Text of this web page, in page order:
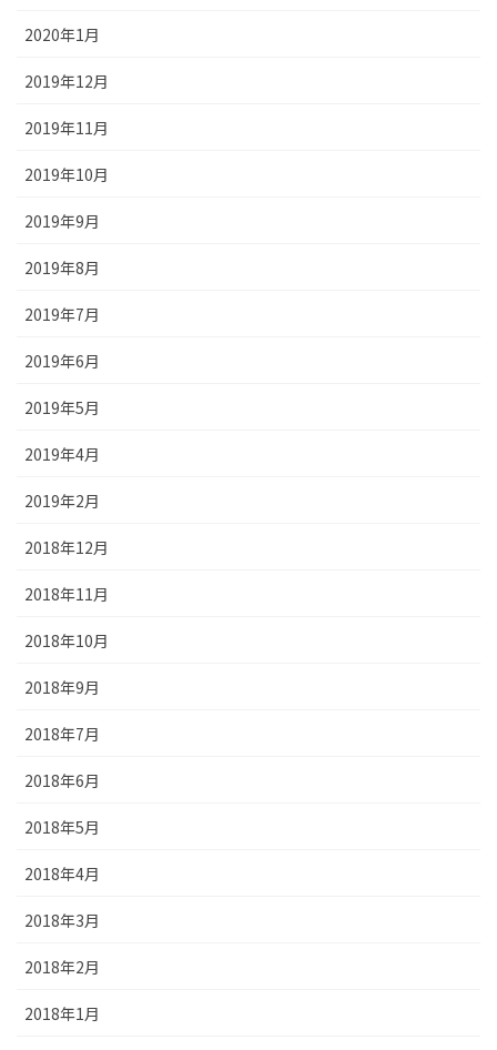
2020年1月
2019年12月
2019年11月
2019年10月
2019年9月
2019年8月
2019年7月
2019年6月
2019年5月
2019年4月
2019年2月
2018年12月
2018年11月
2018年10月
2018年9月
2018年7月
2018年6月
2018年5月
2018年4月
2018年3月
2018年2月
2018年1月